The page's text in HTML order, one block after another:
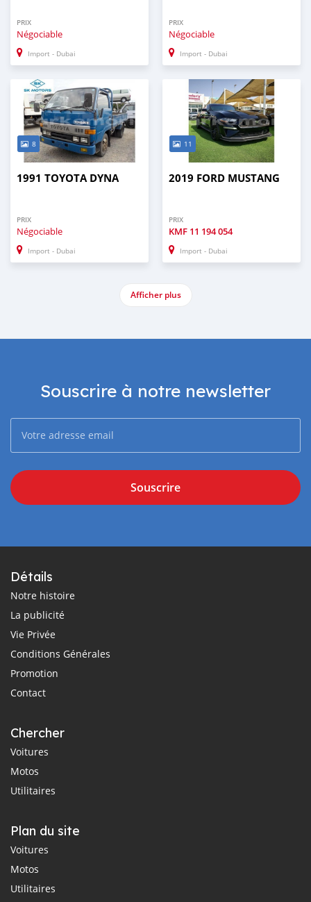
PRIX
Négociable
Import - Dubai
PRIX
Négociable
Import - Dubai
8
1991 TOYOTA DYNA
PRIX
Négociable
Import - Dubai
11
2019 FORD MUSTANG
PRIX
KMF 11 194 054
Import - Dubai
Afficher plus
Souscrire à notre newsletter
Souscrire
Détails
Notre histoire
La publicité
Vie Privée
Conditions Générales
Promotion
Contact
Chercher
Voitures
Motos
Utilitaires
Plan du site
Voitures
Motos
Utilitaires